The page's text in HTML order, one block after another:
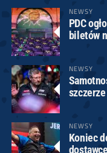
NEWSY
PDC
biletów
NEWSY
NEWSY
Koniec